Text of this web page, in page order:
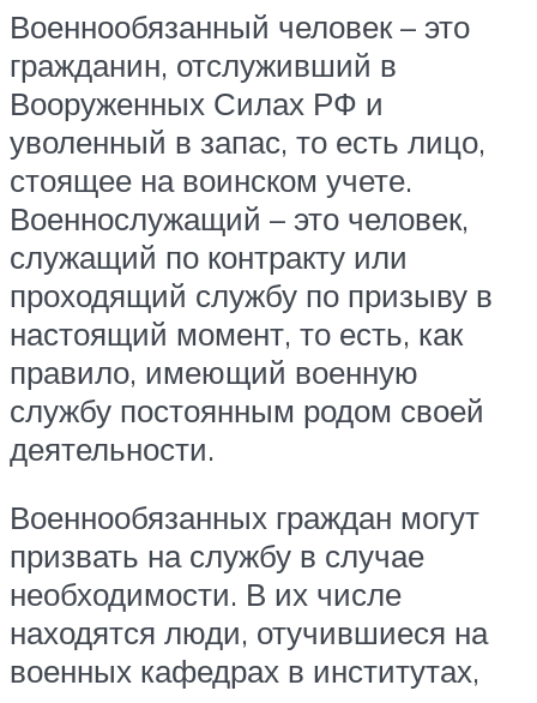
Военнообязанный человек – это
гражданин, отслуживший в
Вооруженных Силах РФ и
уволенный в запас, то есть лицо,
стоящее на воинском учете.
Военнослужащий – это человек,
служащий по контракту или
проходящий службу по призыву в
настоящий момент, то есть, как
правило, имеющий военную
службу постоянным родом своей
деятельности.
Военнообязанных граждан могут
призвать на службу в случае
необходимости. В их числе
находятся люди, отучившиеся на
военных кафедрах в институтах,